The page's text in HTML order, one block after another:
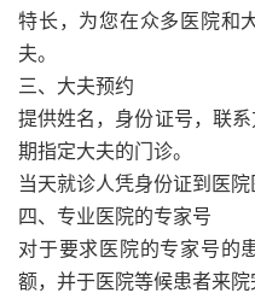
特长，为您在众多医院和
夫。
三、大夫预约
提供姓名，身份证号，联
期指定大夫的门诊。
当天就诊人凭身份证到医
四、专业医院的专家号
对于要求医院的专家号的
额，并于医院等候患者来院